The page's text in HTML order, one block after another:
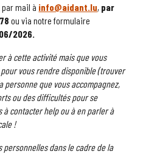
mail à info@aidant.lu, par
ou via notre formulaire
2026.
à cette activité mais que vous
vous rendre disponible (trouver
personne que vous accompagnez,
ou des difficultés pour se
à contacter help ou à en parler à
!
personnelles dans le cadre de la